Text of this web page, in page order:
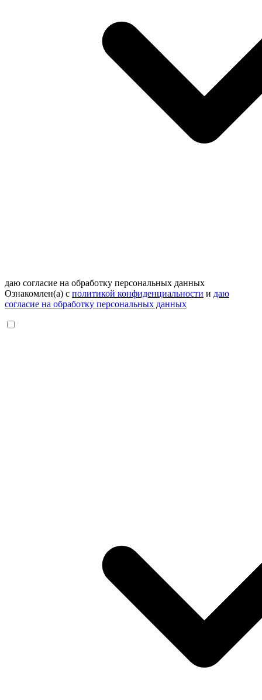
даю согласие на обработку персональных данных
Ознакомлен(а) с политикой конфиденциальности и даю
согласие на обработку персональных данных